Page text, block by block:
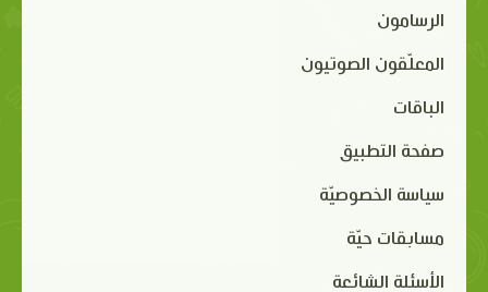
الرسامون
المعلّقون الصوتيون
الباقات
صفحة التطبيق
سياسة الخصوصيّة
مسابقات حيّة
الأسئلة الشائعة